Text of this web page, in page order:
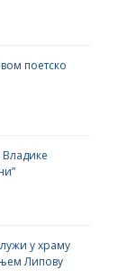
поетско
у храму
Липову